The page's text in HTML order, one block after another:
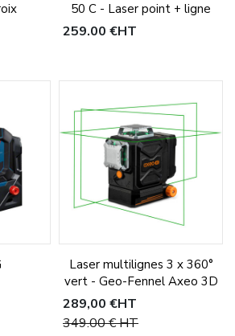
50 C - Laser point + ligne
259,00 €HT
Laser multilignes 3 x 360°
vert - Geo-Fennel Axeo 3D
289,00 €HT
349,00 €HT